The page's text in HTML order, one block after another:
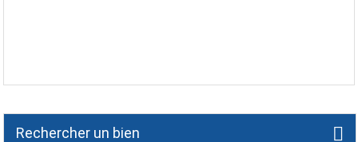
Rechercher un bien